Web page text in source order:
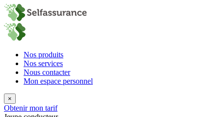
Nos produits
Nos services
Nous contacter
Mon espace personnel
×
Obtenir mon tarif